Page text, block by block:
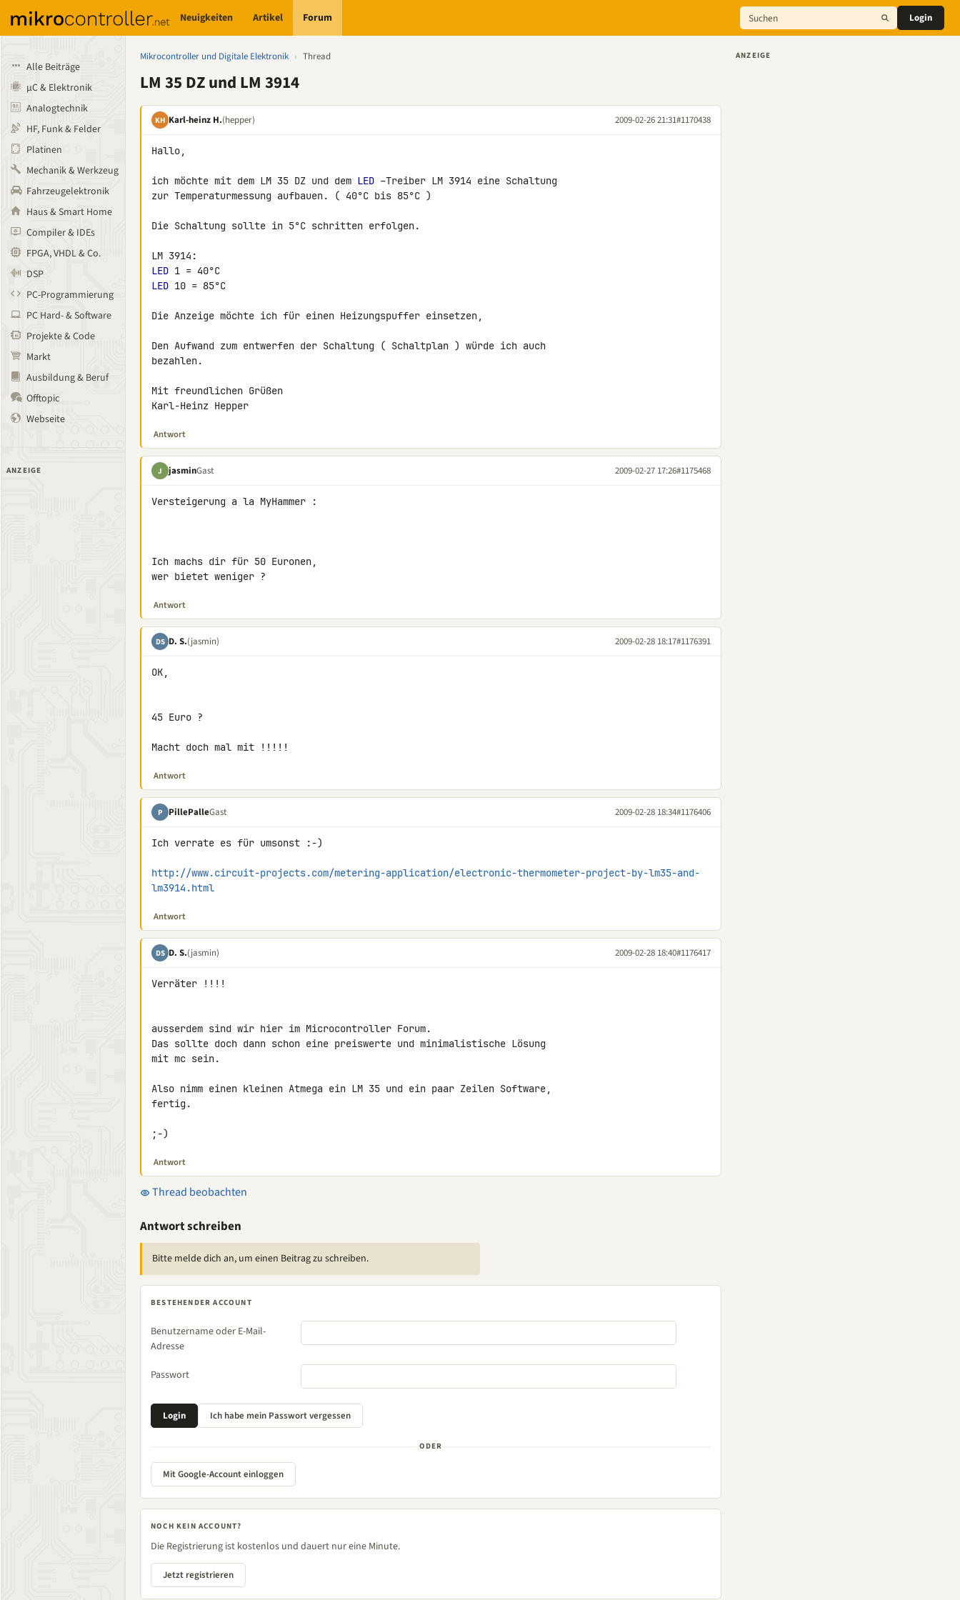
Neuigkeiten Artikel Forum Login
Alle Beiträge
µC & Elektronik
Analogtechnik
HF, Funk & Felder
Platinen
Mechanik & Werkzeug
Fahrzeugelektronik
Haus & Smart Home
Compiler & IDEs
FPGA, VHDL & Co.
DSP
PC-Programmierung
PC Hard- & Software
Projekte & Code
Markt
Ausbildung & Beruf
Offtopic
Webseite
ANZEIGE
Mikrocontroller und Digitale Elektronik › Thread
LM 35 DZ und LM 3914
KH Karl-heinz H.(hepper) 2009-02-26 21:31#1170438
Hallo,
ich möchte mit dem LM 35 DZ und dem LED –Treiber LM 3914 eine Schaltung
zur Temperaturmessung aufbauen. ( 40°C bis 85°C )
Die Schaltung sollte in 5°C schritten erfolgen.
LED
LED 10 = 85°C
Die Anzeige möchte ich für einen Heizungspuffer einsetzen,
Den Aufwand zum entwerfen der Schaltung ( Schaltplan ) würde ich auch
bezahlen.
Mit freundlichen Grüßen
Karl-Heinz Hepper
Antwort
J jasminGast 2009-02-27 17:26#1175468
Versteigerung a la MyHammer :
Ich machs dir für 50 Euronen,
wer bietet weniger ?
Antwort
DS D. S.(jasmin) 2009-02-28 18:17#1176391
OK,
45 Euro ?
Macht doch mal mit !!!!!
Antwort
P PillePalleGast 2009-02-28 18:34#1176406
Ich verrate es für umsonst :-)
http://www.circuit-projects.com/metering-application/electronic-thermometer-project-by-lm35-and-
lm3914.html
Antwort
DS D. S.(jasmin) 2009-02-28 18:40#1176417
Verräter !!!!
ausserdem sind wir hier im Microcontroller Forum.
Das sollte doch dann schon eine preiswerte und minimalistische Lösung
mit mc sein.
Also nimm einen kleinen Atmega ein LM 35 und ein paar Zeilen Software,
fertig.
;-)
Antwort
Thread beobachten
Antwort schreiben
Bitte melde dich an, um einen Beitrag zu schreiben.
BESTEHENDER ACCOUNT
Benutzername oder E-Mail-
Adresse
Passwort
ODER
Mit Google-Account einloggen
NOCH KEIN ACCOUNT?
Die Registrierung ist kostenlos und dauert nur eine Minute.
Jetzt registrieren
ANZEIGE